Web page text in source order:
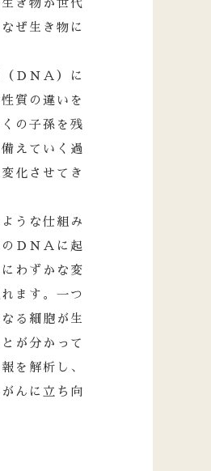
き物が世代
ぜ生き物に
ＤＮＡ）に
質の違いを
の子孫を残
えていく過
化させてき
うな仕組み
ＤＮＡに起
わずかな変
ます。一つ
る細胞が生
が分かって
を解析し、
んに立ち向